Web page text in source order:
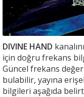
DIVINE HAND kanalını
için doğru frekans
Güncel frekans
bulabilir, yayına
bilgileri aşağıda